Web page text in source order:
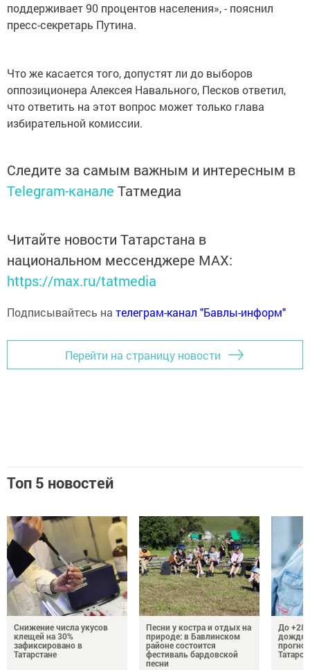
поддерживает 90 процентов населения», - пояснил
пресс-секретарь Путина.
Что же касается того, допустят ли до выборов
оппозиционера Алексея Навального, Песков ответил,
что ответить на этот вопрос может только глава
избирательной комиссии.
Следите за самым важным и интересным в
Telegram-канале Татмедиа
Читайте новости Татарстана в
национальном мессенджере MАХ:
https://max.ru/tatmedia
Подписывайтесь на телеграм-канал "Бавлы-информ"
Перейти на страницу новости
Топ 5 новостей
Снижение числа укусов
клещей на 30%
зафиксировано в
Татарстане
Песни у костра и отдых на
природе: в Бавлинском
районе состоится
фестиваль бардовской
песни
До +28